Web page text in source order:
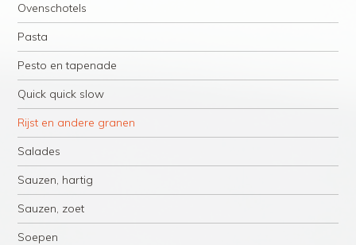
Ovenschotels
Pasta
Pesto en tapenade
Quick quick slow
Rijst en andere granen
Salades
Sauzen, hartig
Sauzen, zoet
Soepen